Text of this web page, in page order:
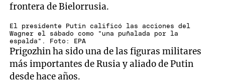
frontera de Bielorrusia.
El presidente Putin calificó las acciones del
Wagner el sábado como "una puñalada por la
espalda". Foto: EPA
Prigozhin ha sido una de las figuras militares
más importantes de Rusia y aliado de Putin
desde hace años.